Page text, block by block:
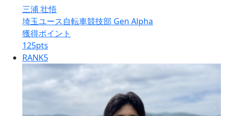
三浦 壮悟
埼玉ユース自転車競技部 Gen Alpha
獲得ポイント
125pts
RANK5